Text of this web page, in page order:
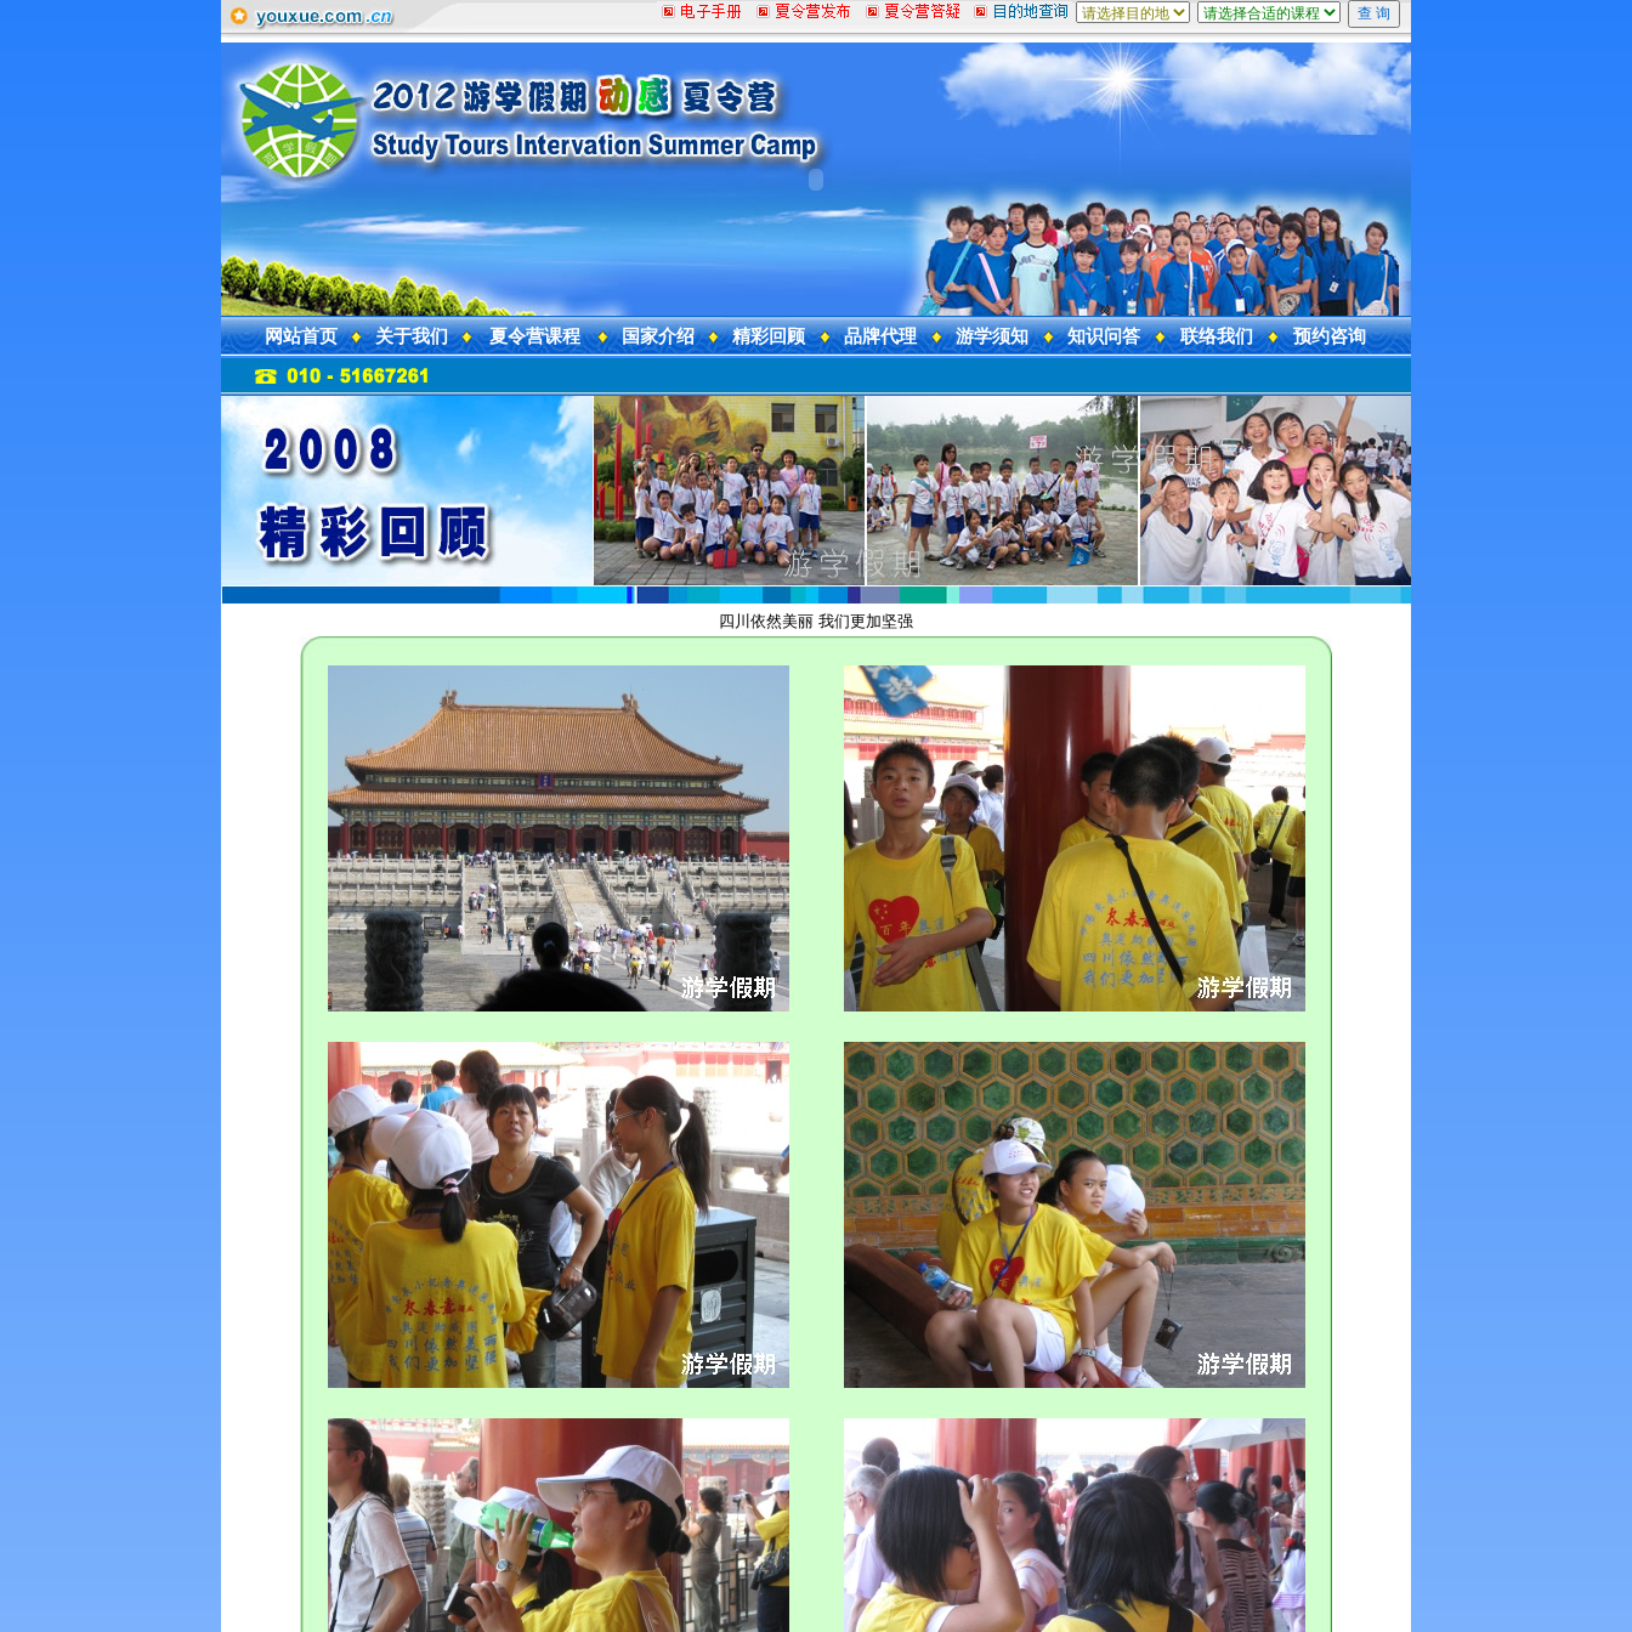
网站首页 关于我们 夏令营课程 国家介绍 精彩回顾 品牌代理 游学须知 知识问答 联络我们 预约咨询
四川依然美丽 我们更加坚强